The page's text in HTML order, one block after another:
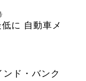
に 自動車メ
ド・バンク